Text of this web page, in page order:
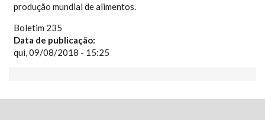
produção mundial de alimentos.
Boletim 235
Data de publicação:
qui, 09/08/2018 - 15:25